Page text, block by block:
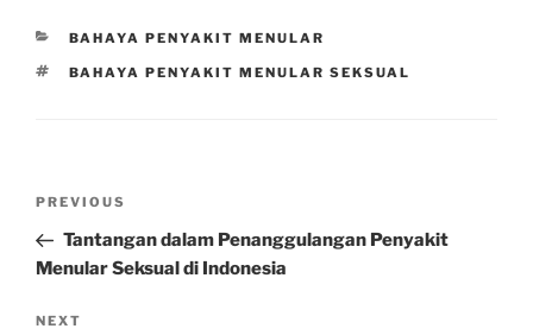
CATEGORIES
BAHAYA PENYAKIT MENULAR
TAGS
BAHAYA PENYAKIT MENULAR SEKSUAL
Previous
Post
PREVIOUS
Tantangan dalam Penanggulangan Penyakit
Menular Seksual di Indonesia
Next
NEXT